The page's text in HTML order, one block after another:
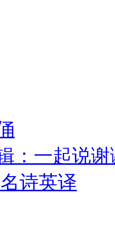
：一起说谢
诗英译